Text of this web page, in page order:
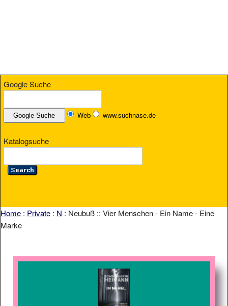
Google Suche
Web www.suchnase.de
Katalogsuche
Home : Private : N : Neubuß :: Vier Menschen - Ein Name - Eine
Marke